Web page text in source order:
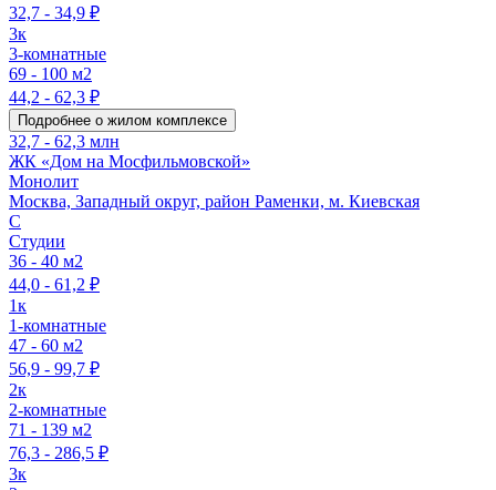
32,7 - 34,9 ₽
3к
3-комнатные
69 - 100 м2
44,2 - 62,3 ₽
Подробнее о жилом комплексе
32,7 - 62,3 млн
ЖК «Дом на Мосфильмовской»
Монолит
Москва, Западный округ, район Раменки, м. Киевская
C
Студии
36 - 40 м2
44,0 - 61,2 ₽
1к
1-комнатные
47 - 60 м2
56,9 - 99,7 ₽
2к
2-комнатные
71 - 139 м2
76,3 - 286,5 ₽
3к